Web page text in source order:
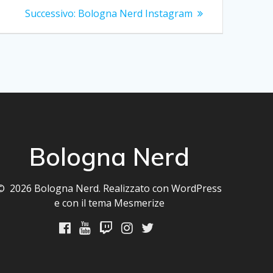
Successivo: Articolo
Bologna Nerd Instagram
Bologna Nerd
2026 Bologna Nerd. Realizzato con WordPress
e con il tema Mesmerize